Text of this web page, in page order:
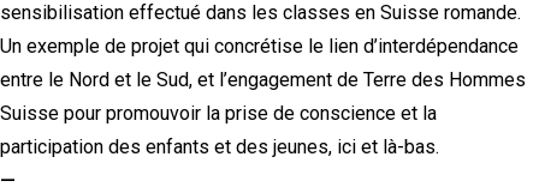
sensibilisation effectué dans les classes en Suisse romande.
Un exemple de projet qui concrétise le lien d’interdépendance
entre le Nord et le Sud, et l’engagement de Terre des Hommes
Suisse pour promouvoir la prise de conscience et la
participation des enfants et des jeunes, ici et là-bas.
—